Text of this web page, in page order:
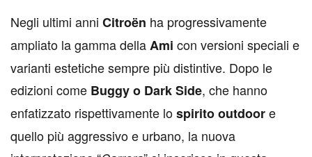
Negli ultimi anni Citroën ha progressivamente
ampliato la gamma dellaAmi con versioni speciali e
varianti estetiche sempre più distintive. Dopo le
edizioni come Buggy o Dark Side, che hanno
enfatizzato rispettivamente lospirito outdoore
quello più aggressivo e urbano, la nuova